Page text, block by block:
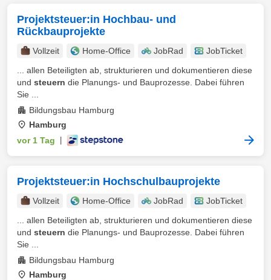
Projektsteuer:in Hochbau- und
Rückbauprojekte
Vollzeit Home-Office JobRad
JobTicket
... allen Beteiligten ab, strukturieren und dokumentieren diese
und steuern die Planungs- und Bauprozesse. Dabei führen
Sie ...
Bildungsbau Hamburg
Hamburg
vor 1 Tag
Projektsteuer:in Hochschulbauprojekte
Vollzeit Home-Office JobRad
JobTicket
... allen Beteiligten ab, strukturieren und dokumentieren diese
und steuern die Planungs- und Bauprozesse. Dabei führen
Sie ...
Bildungsbau Hamburg
Hamburg